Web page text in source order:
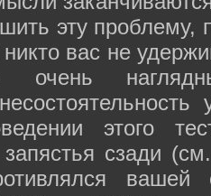
эту проблему,
вас не
очень
этого
сзади
вашей